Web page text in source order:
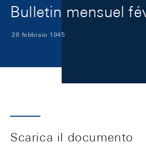
Bulletin mensuel
28 febbraio 1945
Scarica il documento